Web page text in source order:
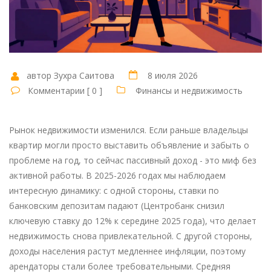
автор Зухра Саитова
8 июля 2026
Комментарии [ 0 ]
Финансы и недвижимость
Рынок недвижимости изменился. Если раньше владельцы
квартир могли просто выставить объявление и забыть о
проблеме на год, то сейчас пассивный доход - это миф без
активной работы. В 2025-2026 годах мы наблюдаем
интересную динамику: с одной стороны, ставки по
банковским депозитам падают (Центробанк снизил
ключевую ставку до 12% к середине 2025 года), что делает
недвижимость снова привлекательной. С другой стороны,
доходы населения растут медленнее инфляции, поэтому
арендаторы стали более требовательными. Средняя